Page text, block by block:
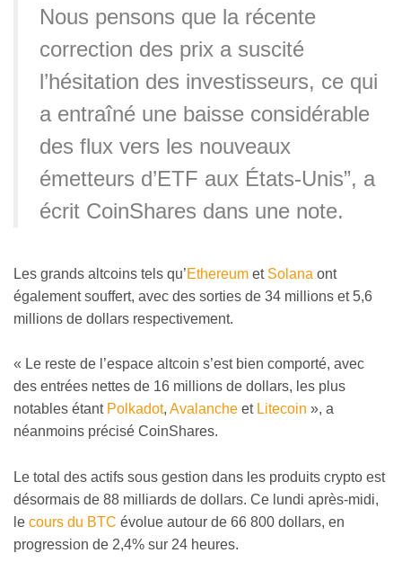
Nous pensons que la récente
correction des prix a suscité
l’hésitation des investisseurs, ce qui
a entraîné une baisse considérable
des flux vers les nouveaux
émetteurs d’ETF aux États-Unis”, a
écrit CoinShares dans une note.
Les grands altcoins tels qu’Ethereum et Solana ont
également souffert, avec des sorties de 34 millions et 5,6
millions de dollars respectivement.
« Le reste de l’espace altcoin s’est bien comporté, avec
des entrées nettes de 16 millions de dollars, les plus
notables étant Polkadot, Avalanche et Litecoin », a
néanmoins précisé CoinShares.
Le total des actifs sous gestion dans les produits crypto est
désormais de 88 milliards de dollars. Ce lundi après-midi,
le cours du BTC évolue autour de 66 800 dollars, en
progression de 2,4% sur 24 heures.